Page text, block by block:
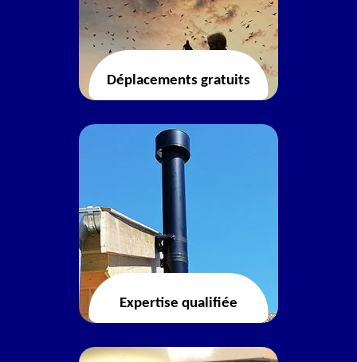
Déplacements gratuits
Expertise qualifiée